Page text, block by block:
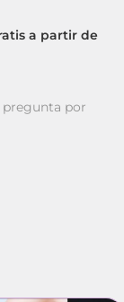
a partir de
pregunta por